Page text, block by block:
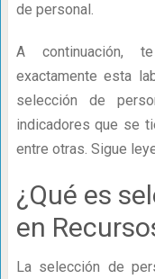
de personal.
A continuación,
exactamente esta
selección de
indicadores que se
entre otras. Sigue
¿Qué es
en
La selección de